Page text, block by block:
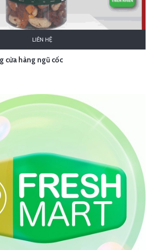
LIÊN HỆ
cửa hàng ngũ cốc